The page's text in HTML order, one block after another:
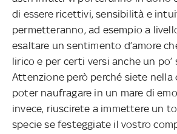
di essere ricettivi, sensibilità e
permetteranno, ad esempio a
esaltare un sentimento d’amore
lirico e per certi versi anche un po’
Attenzione però perché siete nella
poter naufragare in un mare di
invece, riuscirete a immettere un
specie se festeggiate il vostro